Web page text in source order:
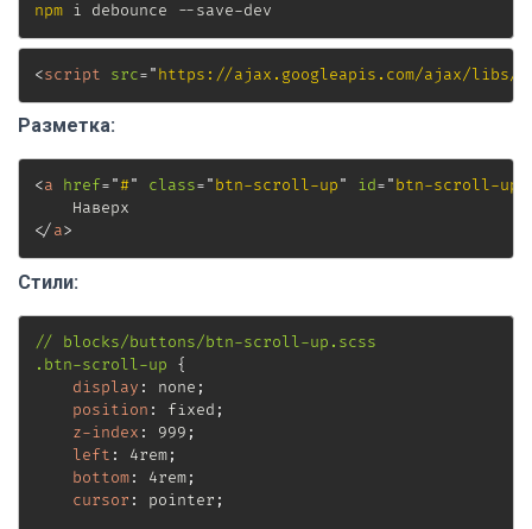
npm i debounce --save-dev
<script src="https://ajax.googleapis.com/ajax/libs/
Разметка:
<a href="#" class="btn-scroll-up" id="btn-scroll-up
</a>
Стили:
// blocks/buttons/btn-scroll-up.scss
.btn-scroll-up
{
display : none ;
position : fixed ;
z-index : 999 ;
left : 4rem;
bottom: 4rem;
cursor : pointer ;